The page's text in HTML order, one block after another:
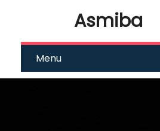
Asmiba
Menu